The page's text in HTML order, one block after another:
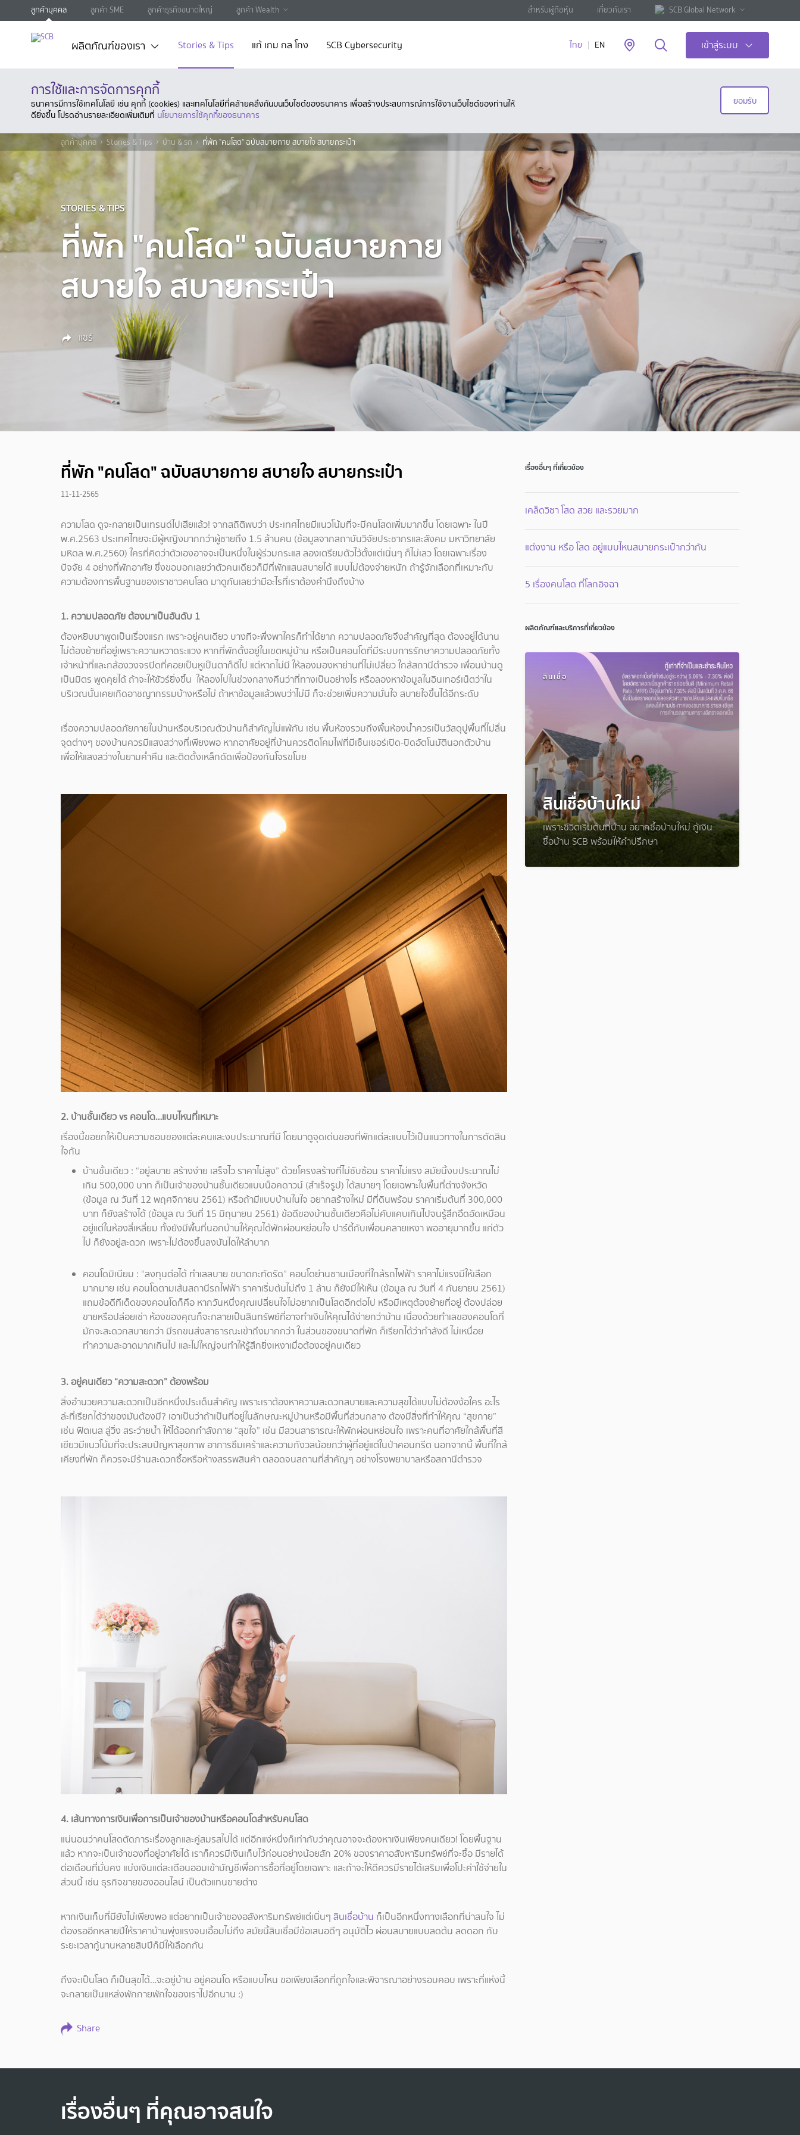
ลูกค้าบุคคล ลูกค้า SME ลูกค้าธุรกิจขนาดใหญ่ ลูกค้า Wealth สำหรับผู้ถือหุ้น เกี่ยวกับเรา SCB Global Network
ผลิตภัณฑ์ของเรา Stories & Tips แก้ เกม กล โกง SCB Cybersecurity ไทย EN เข้าสู่ระบบ
การใช้และการจัดการคุกกี้
ธนาคารมีการใช้เทคโนโลยี เช่น คุกกี้ (cookies) และเทคโนโลยีที่คล้ายคลึงกันบนเว็บไซต์ของธนาคาร เพื่อสร้างประสบการณ์การใช้งานเว็บไซต์ของท่านให้
ดียิ่งขึ้น โปรดอ่านรายละเอียดเพิ่มเติมที่ นโยบายการใช้คุกกี้ของธนาคาร
ยอมรับ
ลูกค้าบุคคล Stories & Tips บ้าน & รถ ที่พัก "คนโสด" ฉบับสบายกาย สบายใจ สบายกระเป๋า
STORIES & TIPS
ที่พัก "คนโสด" ฉบับสบายกาย
สบายใจ สบายกระเป๋า
แชร์
ที่พัก "คนโสด" ฉบับสบายกาย สบายใจ สบายกระเป๋า
11-11-2565
ความโสด ดูจะกลายเป็นเทรนด์ไปเสียแล้ว! จากสถิติพบว่า ประเทศไทยมีแนวโน้มที่จะมีคนโสดเพิ่มมากขึ้น โดยเฉพาะ ในปี
พ.ศ.2563 ประเทศไทยจะมีผู้หญิงมากกว่าผู้ชายถึง 1.5 ล้านคน (ข้อมูลจากสถาบันวิจัยประชากรและสังคม มหาวิทยาลัย
มหิดล พ.ศ.2560) ใครที่คิดว่าตัวเองอาจจะเป็นหนึ่งในผู้ร่วมกระแส ลองเตรียมตัวไว้ตั้งแต่เนิ่นๆ ก็ไม่เลว โดยเฉพาะเรื่อง
ปัจจัย 4 อย่างที่พักอาศัย ซึ่งขอบอกเลยว่าตัวคนเดียวก็มีที่พักแสนสบายได้ แบบไม่ต้องจ่ายหนัก ถ้ารู้จักเลือกที่เหมาะกับ
ความต้องการพื้นฐานของเราชาวคนโสด มาดูกันเลยว่ามีอะไรที่เราต้องคำนึงถึงบ้าง
1. ความปลอดภัย ต้องมาเป็นอันดับ 1
ต้องหยิบมาพูดเป็นเรื่องแรก เพราะอยู่คนเดียว บางทีจะพึ่งพาใครก็ทำได้ยาก ความปลอดภัยจึงสำคัญที่สุด ต้องอยู่ได้นาน
ไม่ต้องย้ายที่อยู่เพราะความหวาดระแวง หากที่พักตั้งอยู่ในเขตหมู่บ้าน หรือเป็นคอนโดที่มีระบบการรักษาความปลอดภัยทั้ง
เจ้าหน้าที่และกล้องวงจรปิดที่คอยเป็นหูเป็นตาก็ดีไป แต่หากไม่มี ให้ลองมองหาย่านที่ไม่เปลี่ยว ใกล้สถานีตำรวจ เพื่อนบ้านดู
เป็นมิตร พูดคุยได้ ถ้าจะให้ชัวร์ยิ่งขึ้น ให้ลองไปในช่วงกลางคืนว่าที่ทางเป็นอย่างไร หรือลองหาข้อมูลในอินเทอร์เน็ตว่าใน
บริเวณนั้นเคยเกิดอาชญากรรมบ้างหรือไม่ ถ้าหาข้อมูลแล้วพบว่าไม่มี ก็จะช่วยเพิ่มความมั่นใจ สบายใจขึ้นได้อีกระดับ
เรื่องความปลอดภัยภายในบ้านหรือบริเวณตัวบ้านก็สำคัญไม่แพ้กัน เช่น พื้นห้องรวมถึงพื้นห้องน้ำควรเป็นวัสดุปูพื้นที่ไม่ลื่น
จุดต่างๆ ของบ้านควรมีแสงสว่างที่เพียงพอ หากอาศัยอยู่ที่บ้านควรติดโคมไฟที่มีเซ็นเซอร์เปิด-ปิดอัตโนมัตินอกตัวบ้าน
เพื่อให้แสงสว่างในยามค่ำคืน และติดตั้งเหล็กดัดเพื่อป้องกันโจรขโมย
2. บ้านชั้นเดียว vs คอนโด…แบบไหนที่เหมาะ
เรื่องนี้ขอยกให้เป็นความชอบของแต่ละคนและงบประมาณที่มี โดยมาดูจุดเด่นของที่พักแต่ละแบบไว้เป็นแนวทางในการตัดสิน
ใจกัน
บ้านชั้นเดียว : “อยู่สบาย สร้างง่าย เสร็จไว ราคาไม่สูง” ด้วยโครงสร้างที่ไม่ซับซ้อน ราคาไม่แรง สมัยนี้งบประมาณไม่
เกิน 500,000 บาท ก็เป็นเจ้าของบ้านชั้นเดียวแบบน็อคดาวน์ (สำเร็จรูป) ได้สบายๆ โดยเฉพาะในพื้นที่ต่างจังหวัด
(ข้อมูล ณ วันที่ 12 พฤศจิกายน 2561) หรือถ้ามีแบบบ้านในใจ อยากสร้างใหม่ มีที่ดินพร้อม ราคาเริ่มต้นที่ 300,000
บาท ก็ยังสร้างได้ (ข้อมูล ณ วันที่ 15 มิถุนายน 2561) ข้อดีของบ้านชั้นเดียวคือไม่คับแคบเกินไปจนรู้สึกอึดอัดเหมือน
อยู่แต่ในห้องสี่เหลี่ยม ทั้งยังมีพื้นที่นอกบ้านให้คุณได้พักผ่อนหย่อนใจ ปาร์ตี้กับเพื่อนคลายเหงา พออายุมากขึ้น แก่ตัว
ไป ก็ยังอยู่สะดวก เพราะไม่ต้องขึ้นลงบันไดให้ลำบาก
คอนโดมิเนียม : “ลงทุนต่อได้ ทำเลสบาย ขนาดกะทัดรัด” คอนโดย่านชานเมืองที่ใกล้รถไฟฟ้า ราคาไม่แรงมีให้เลือก
มากมาย เช่น คอนโดตามเส้นสถานีรถไฟฟ้า ราคาเริ่มต้นไม่ถึง 1 ล้าน ก็ยังมีให้เห็น (ข้อมูล ณ วันที่ 4 กันยายน 2561)
แถมข้อดีทีเด็ดของคอนโดก็คือ หากวันหนึ่งคุณเปลี่ยนใจไม่อยากเป็นโสดอีกต่อไป หรือมีเหตุต้องย้ายที่อยู่ ต้องปล่อย
ขายหรือปล่อยเช่า ห้องของคุณก็จะกลายเป็นสินทรัพย์ที่อาจทำเงินให้คุณได้ง่ายกว่าบ้าน เนื่องด้วยทำเลของคอนโดที่
มักจะสะดวกสบายกว่า มีรถขนส่งสาธารณะเข้าถึงมากกว่า ในส่วนของขนาดที่พัก ก็เรียกได้ว่ากำลังดี ไม่เหนื่อย
ทำความสะอาดมากเกินไป และไม่ใหญ่จนทำให้รู้สึกยิ่งเหงาเมื่อต้องอยู่คนเดียว
3. อยู่คนเดียว “ความสะดวก” ต้องพร้อม
สิ่งอำนวยความสะดวกเป็นอีกหนึ่งประเด็นสำคัญ เพราะเราต้องหาความสะดวกสบายและความสุขได้แบบไม่ต้องง้อใคร อะไร
ล่ะที่เรียกได้ว่าของมันต้องมี? เอาเป็นว่าถ้าเป็นที่อยู่ในลักษณะหมู่บ้านหรือมีพื้นที่ส่วนกลาง ต้องมีสิ่งที่ทำให้คุณ “สุขกาย”
เช่น ฟิตเนส ลู่วิ่ง สระว่ายน้ำ ให้ได้ออกกำลังกาย “สุขใจ” เช่น มีสวนสาธารณะให้พักผ่อนหย่อนใจ เพราะคนที่อาศัยใกล้พื้นที่สี
เขียวมีแนวโน้มที่จะประสบปัญหาสุขภาพ อาการซึมเศร้าและความกังวลน้อยกว่าผู้ที่อยู่แต่ในป่าคอนกรีต นอกจากนี้ พื้นที่ใกล้
เคียงที่พัก ก็ควรจะมีร้านสะดวกซื้อหรือห้างสรรพสินค้า ตลอดจนสถานที่สำคัญๆ อย่างโรงพยาบาลหรือสถานีตำรวจ
4. เส้นทางการเงินเพื่อการเป็นเจ้าของบ้านหรือคอนโดสำหรับคนโสด
แน่นอนว่าคนโสดตัดภาระเรื่องลูกและคู่สมรสไปได้ แต่อีกแง่หนึ่งก็เท่ากับว่าคุณอาจจะต้องหาเงินเพียงคนเดียว! โดยพื้นฐาน
แล้ว หากจะเป็นเจ้าของที่อยู่อาศัยได้ เราก็ควรมีเงินเก็บไว้ก่อนอย่างน้อยสัก 20% ของราคาอสังหาริมทรัพย์ที่จะซื้อ มีรายได้
ต่อเดือนที่มั่นคง แบ่งเงินแต่ละเดือนออมเข้าบัญชีเพื่อการซื้อที่อยู่โดยเฉพาะ และถ้าจะให้ดีควรมีรายได้เสริมเพื่อโปะค่าใช้จ่ายใน
ส่วนนี้ เช่น ธุรกิจขายของออนไลน์ เป็นตัวแทนขายต่าง
หากเงินเก็บที่มียังไม่เพียงพอ แต่อยากเป็นเจ้าของอสังหาริมทรัพย์แต่เนิ่นๆ สินเชื่อบ้าน ก็เป็นอีกหนึ่งทางเลือกที่น่าสนใจ ไม่
ต้องรออีกหลายปีให้ราคาบ้านพุ่งแรงจนเอื้อมไม่ถึง สมัยนี้สินเชื่อมีข้อเสนอดีๆ อนุมัติไว ผ่อนสบายแบบลดต้น ลดดอก กับ
ระยะเวลากู้นานหลายสิบปีก็มีให้เลือกกัน
ถึงจะเป็นโสด ก็เป็นสุขได้…จะอยู่บ้าน อยู่คอนโด หรือแบบไหน ขอเพียงเลือกที่ถูกใจและพิจารณาอย่างรอบคอบ เพราะที่แห่งนี้
จะกลายเป็นแหล่งพักกายพักใจของเราไปอีกนาน :)
Share
เรื่องอื่นๆ ที่เกี่ยวข้อง
เคล็ดวิชา โสด สวย และรวยมาก
แต่งงาน หรือ โสด อยู่แบบไหนสบายกระเป๋ากว่ากัน
5 เรื่องคนโสด ที่โลกอิจฉา
ผลิตภัณฑ์และบริการที่เกี่ยวข้อง
สินเชื่อ
สินเชื่อบ้านใหม่
เพราะชีวิตเริ่มต้นที่บ้าน อยากซื้อบ้านใหม่ กู้เงิน
ซื้อบ้าน SCB พร้อมให้คำปรึกษา
เรื่องอื่นๆ ที่คุณอาจสนใจ